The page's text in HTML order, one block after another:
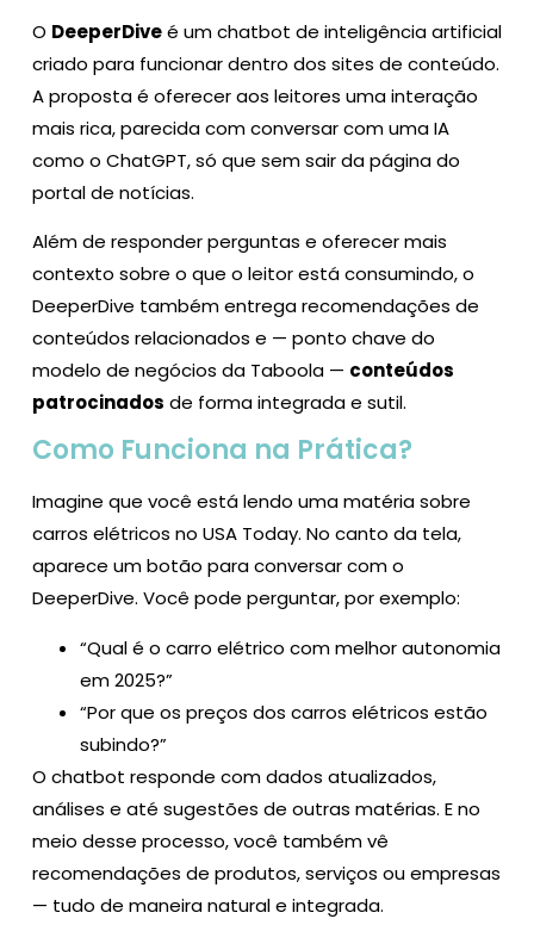
O DeeperDiveé um chatbot de inteligência artificial
criado para funcionar dentro dos sites de conteúdo.
A proposta é oferecer aos leitores uma interação
mais rica, parecida com conversar com uma IA
como o ChatGPT, só que sem sair da página do
portal de notícias.
Além de responder perguntas e oferecer mais
contexto sobre o que o leitor está consumindo, o
DeeperDive também entrega recomendações de
conteúdos relacionados e — ponto chave do
modelo de negócios da Taboola — conteúdos
patrocinados de forma integrada e sutil.
Como Funciona na Prática?
Imagine que você está lendo uma matéria sobre
carros elétricos no USA Today. No canto da tela,
aparece um botão para conversar com o
DeeperDive. Você pode perguntar, por exemplo:
“Qual é o carro elétrico com melhor autonomia
em 2025?”
“Por que os preços dos carros elétricos estão
subindo?”
O chatbot responde com dados atualizados,
análises e até sugestões de outras matérias. E no
meio desse processo, você também vê
recomendações de produtos, serviços ou empresas
— tudo de maneira natural e integrada.